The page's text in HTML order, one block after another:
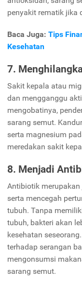
penyakit rematik jika
Baca Juga: Tips
Kesehatan
7.
Sakit kepala atau
dan mengganggu
mengobatinya,
sarang semut.
serta magnesium
meredakan sakit
8. Menjadi
Antibiotik
serta mencegah
tubuh. Tanpa
tubuh, bakteri akan
kesehatan
terhadap serangan
mengonsumsi
sarang semut.